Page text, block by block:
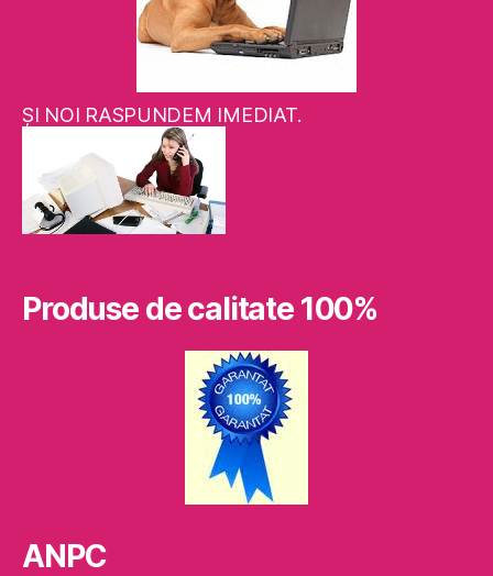
ŞI NOI RASPUNDEM IMEDIAT.
Produse de calitate 100%
ANPC